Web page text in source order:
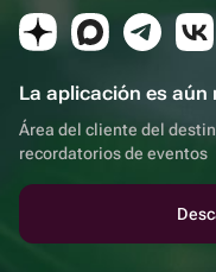
La aplicación es aún
Área del cliente del
recordatorios de eventos